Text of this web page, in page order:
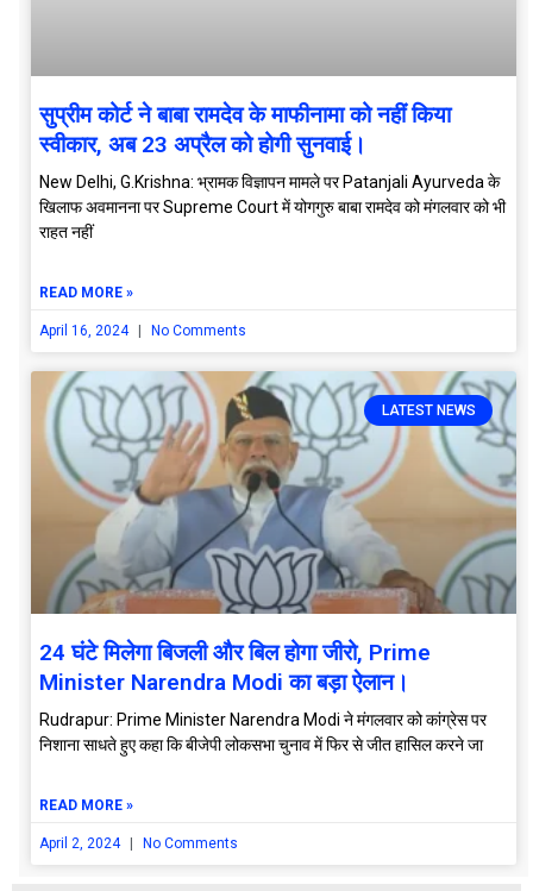
सुप्रीम कोर्ट ने बाबा रामदेव के माफीनामा को नहीं किया
स्वीकार, अब 23 अप्रैल को होगी सुनवाई।
New Delhi, G.Krishna: भ्रामक विज्ञापन मामले पर Patanjali Ayurveda के
खिलाफ अवमानना पर Supreme Court में योगगुरु बाबा रामदेव को मंगलवार को भी
राहत नहीं
READ MORE »
April 16, 2024 No Comments
LATEST NEWS
24 घंटे मिलेगा बिजली और बिल होगा जीरो, Prime
Minister Narendra Modi का बड़ा ऐलान।
Rudrapur: Prime Minister Narendra Modi ने मंगलवार को कांग्रेस पर
निशाना साधते हुए कहा कि बीजेपी लोकसभा चुनाव में फिर से जीत हासिल करने जा
READ MORE »
April 2, 2024 No Comments